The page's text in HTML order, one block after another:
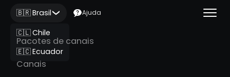
🇧🇷 Brasil
🇨🇱 Chile
🇪🇨 Ecuador
Ajuda
Pacotes de canais
Canais